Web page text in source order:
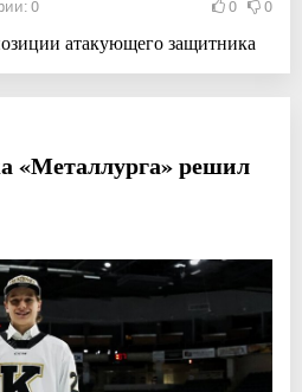
0 0 0
атакующего защитника
«Металлурга» решил